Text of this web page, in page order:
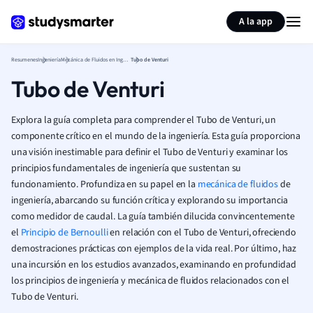
A la app
ResumenesIngeniería Mecánica de Fluidos en Ingeniería Tubo de Venturi
Tubo de Venturi
Explora la guía completa para comprender el Tubo de Venturi, un
componente crítico en el mundo de la ingeniería. Esta guía proporciona
una visión inestimable para definir el Tubo de Venturi y examinar los
principios fundamentales de ingeniería que sustentan su
funcionamiento. Profundiza en su papel en la mecánica de fluidosde
ingeniería, abarcando su función crítica y explorando su importancia
como medidor de caudal. La guía también dilucida convincentemente
el Principio de Bernoullien relación con el Tubo de Venturi, ofreciendo
demostraciones prácticas con ejemplos de la vida real. Por último, haz
una incursión en los estudios avanzados, examinando en profundidad
los principios de ingeniería y mecánica de fluidos relacionados con el
Tubo de Venturi.
Resumir página